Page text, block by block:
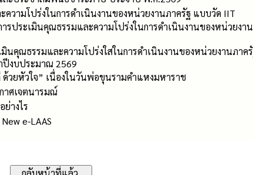
วามโปร่งในการดำเนินงานของหน่วยงานภาครัฐ แบบวัด IIT
ประเมินคุณธรรมและความโปร่งในการดำเนินงานของหน่วยงา
นคุณธรรมและความโปร่งใสในการดำเนินงานของหน่วยงานภาค
ปีงบประมาณ 2569
วยหัวใจ” เนื่องในวันพ่อขุนรามคำแหงมหาราช
าศเจตนารมณ์
างไร
e-LAAS